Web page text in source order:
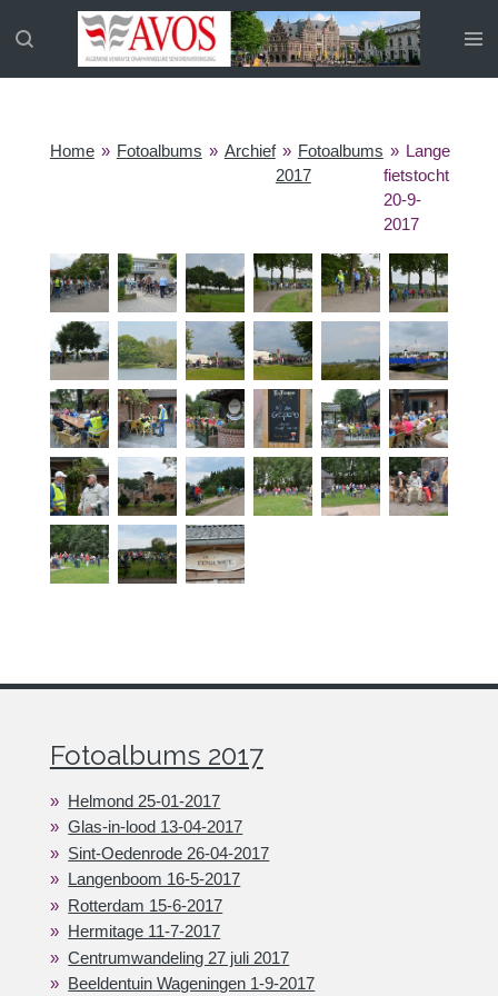
direct
Home » Fotoalbums » Archief » Fotoalbums
2017
» Lange
fietstocht
20-9-
2017
Fotoalbums 2017
Helmond 25-01-2017
Glas-in-lood 13-04-2017
Sint-Oedenrode 26-04-2017
Langenboom 16-5-2017
Rotterdam 15-6-2017
Hermitage 11-7-2017
Centrumwandeling 27 juli 2017
Beeldentuin Wageningen 1-9-2017